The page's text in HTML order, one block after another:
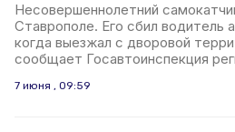
Несовершеннолетний
Ставрополе. Его сбил водитель
когда выезжал с дворовой
сообщает Госавтоинспекция
7 июня , 09:59